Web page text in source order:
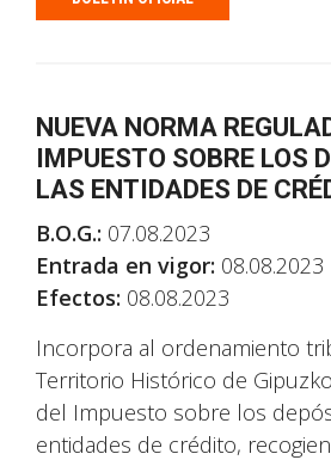
NUEVA NORMA
IMPUESTO SOBRE LOS
LAS ENTIDADES DE
B.O.G.: 07.08.2023
Entrada en vigor: 08.08.2023
Efectos: 08.08.2023
Incorpora al ordenamiento
Territorio Histórico de
del Impuesto sobre los
entidades de crédito,